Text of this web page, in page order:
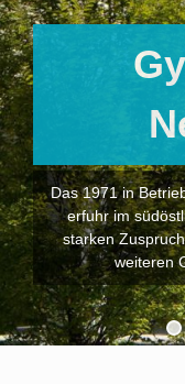
Das 1971 in
erfuhr im
starken
weiteren